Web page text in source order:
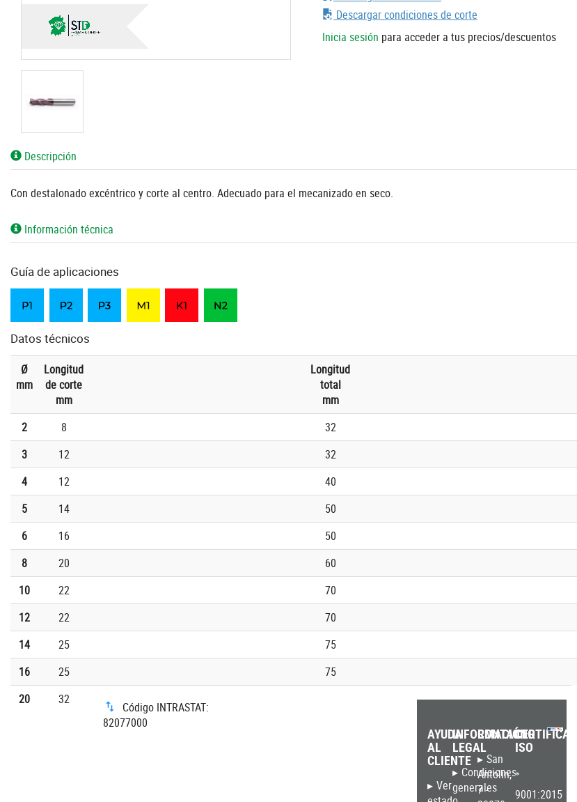
Descargar condiciones de corte
Inicia sesión para acceder a tus precios/descuentos
Descripción
Con destalonado excéntrico y corte al centro. Adecuado para el mecanizado en seco.
Información técnica
Guía de aplicaciones
Datos técnicos
Ø
mm
Longitud
de corte
mm
Longitud
total
mm
2 8 32
3
12 32
4
12 40
5
14 50
6
16 50
8
20 60
10
22 70
12
22 70
14
25 75
16
25 75
20
32
Código INTRASTAT:
82077000
AYUDA
AL
CLIENTE
Ver
INFORMACIÓN
LEGAL
Condiciones
generales
CONTACTO
San
Antolín,
7 -
CERTIFICADO
ISO
9001:2015